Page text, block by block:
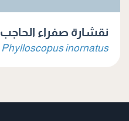
نقشارة صفراء الحاجب
Phylloscopus inornatus